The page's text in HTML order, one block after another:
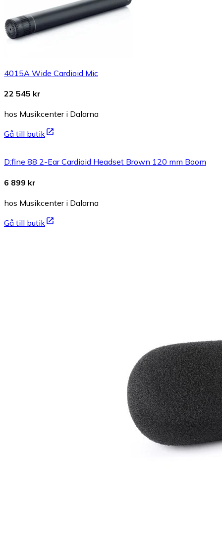
4015A Wide Cardioid Mic
22 545 kr
hos Musikcenter i Dalarna
Gå till butik
D:fine 88 2-Ear Cardioid Headset Brown 120 mm Boom
6 899 kr
hos Musikcenter i Dalarna
Gå till butik